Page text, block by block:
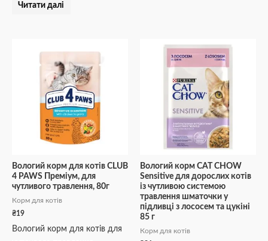
Читати далі
Вологий корм для котів CLUB
4 PAWS Преміум, для
чутливого травлення, 80г
Корм для котів
₴19
Вологий корм для котів для
Вологий корм CAT CHOW
Sensitive для дорослих котів
із чутливою системою
травлення шматочки у
підливці з лососем та цукіні
85 г
Корм для котів